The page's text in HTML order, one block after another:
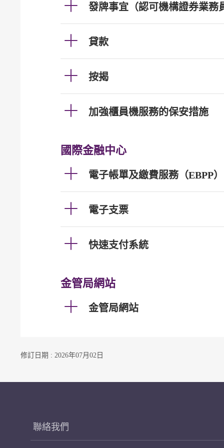
發牌事宜（認可機構證券業務
貸款
按揭
加強櫃員機服務的保安措施
國際金融中心
電子帳單及繳費服務（EBPP）
電子支票
快速支付系統
金管局網站
金管局網站
修訂日期 : 2026年07月02日
聯絡我們